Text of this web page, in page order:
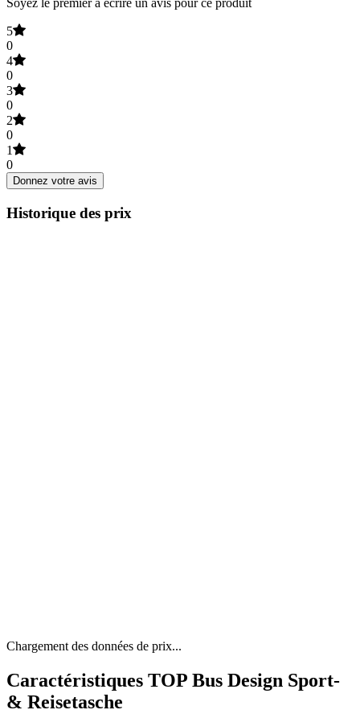
Soyez le premier à écrire un avis pour ce produit
5
0
4
0
3
0
2
0
1
0
Donnez votre avis
Historique des prix
Chargement des données de prix...
Caractéristiques TOP Bus Design Sport-
& Reisetasche